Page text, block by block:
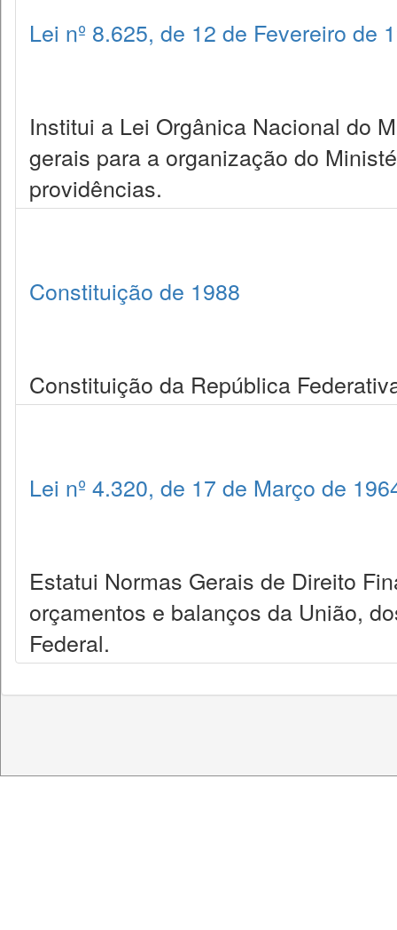
Lei nº 8.625, de 12 de Fevereiro de
Institui a Lei Orgânica Nacional do
gerais para a organização do
providências.
Constituição de 1988
Constituição da República
Lei nº 4.320, de 17 de Março de
Estatui Normas Gerais de Direito
orçamentos e balanços da União,
Federal.